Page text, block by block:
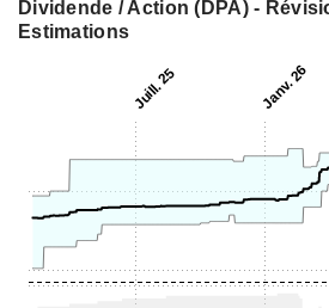
Dividende / Action (DPA) -
Estimations